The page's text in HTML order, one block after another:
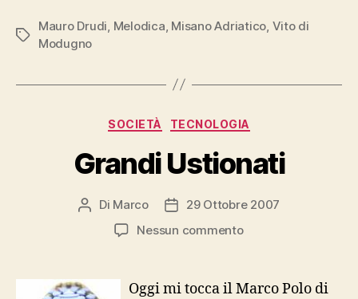
Tag
Mauro Drudi Melodica Misano Adriatico Vito di
Modugno
Categorie
SOCIETÀ TECNOLOGIA
Grandi Ustionati
Autore
articolo
Di Marco
Data
dell'articolo
29 Ottobre 2007
Nessun commentosu
Oggi mi tocca il Marco Polo di